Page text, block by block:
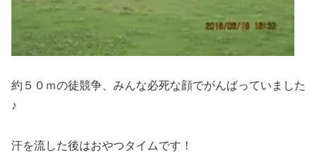
約５０ｍの徒競争、みんな必死な顔でがんばっていました
♪
汗を流した後はおやつタイムです！